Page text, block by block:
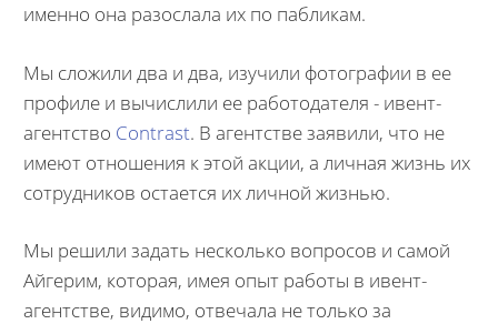
именно она разослала их по пабликам.
Мы сложили два и два, изучили фотографии в ее
профиле и вычислили ее работодателя - ивент-
агентство Contrast. В агентстве заявили, что не
имеют отношения к этой акции, а личная жизнь их
сотрудников остается их личной жизнью.
Мы решили задать несколько вопросов и самой
Айгерим, которая, имея опыт работы в ивент-
агентстве, видимо, отвечала не только за